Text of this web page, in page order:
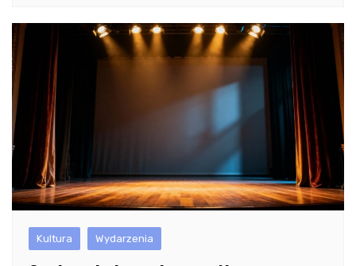
Kultura Wydarzenia